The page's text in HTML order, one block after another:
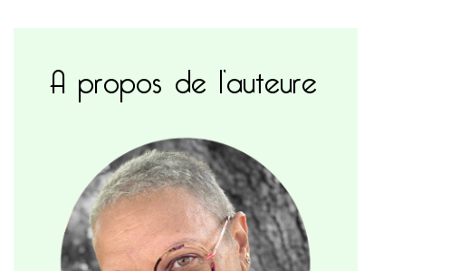
A propos de l’auteure